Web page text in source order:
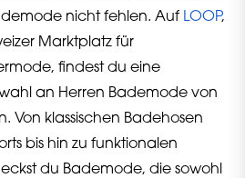
nicht fehlen. Auf LOOP,
Marktplatz für
findest du eine
an Herren Bademode von
Von klassischen Badehosen
bis hin zu funktionalen
du Bademode, die sowohl